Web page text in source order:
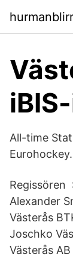
All-time
Regissören
Alexander
Västerås
Joschko
Västerås